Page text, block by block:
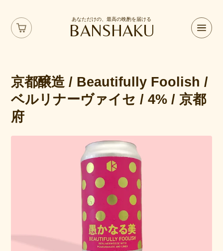
あなただけの、最高の晩酌を届ける
BANSHAKU
京都醸造 / Beautifully Foolish /
ベルリナーヴァイセ / 4% / 京都
府